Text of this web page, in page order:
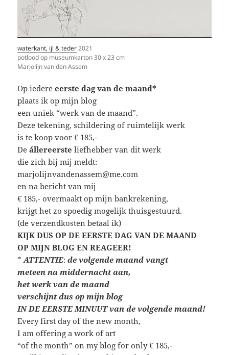
waterkant, ijl & teder2021
potlood op museumkarton 30 x 23 cm
Marjolijn van den Assem
Op iedereeerste dag van de maand*
plaats ik op mijn blog
een uniek “werk van de maand”.
Deze tekening, schildering of ruimtelijk werk
is te koop voor € 185,-
Deállereerste liefhebber van dit werk
die zich bij mij meldt:
marjolijnvandenassem@me.com
en na bericht van mij
€ 185,- overmaakt op mijn bankrekening,
krijgt het zo spoedig mogelijk thuisgestuurd.
(de verzendkosten betaal ik)
KIJK DUS OP DE EERSTE DAG VAN DE MAAND
OP MIJN BLOG EN REAGEER!
*ATTENTIE:de volgende maand vangt
meteen na middernacht aan,
het werk van de maand
verschijnt dus op mijn blog
IN DE EERSTE MINUUT van de volgende maand!
Every first day of the new month,
I am offering a work of art
“of the month” on my blog for only € 185,-